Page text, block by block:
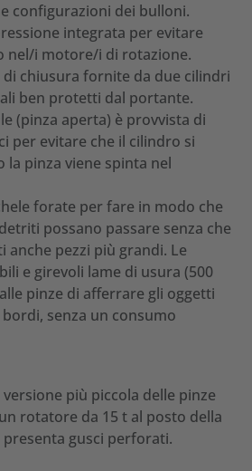
configurazioni dei bulloni.
integrata per evitare
nel/i motore/i di rotazione.
di chiusura fornite da due cilindri
ben protetti dal portante.
(pinza aperta) è provvista di
per evitare che il cilindro si
la pinza viene spinta nel
forate per fare in modo che
possano passare senza che
anche pezzi più grandi. Le
e girevoli lame di usura (500
pinze di afferrare gli oggetti
senza un consumo
versione più piccola delle pinze
rotatore da 15 t al posto della
gusci perforati.